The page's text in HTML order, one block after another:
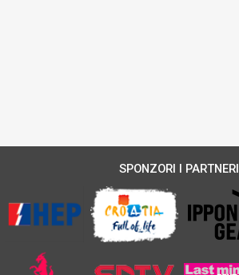
SPONZORI I PARTNERI